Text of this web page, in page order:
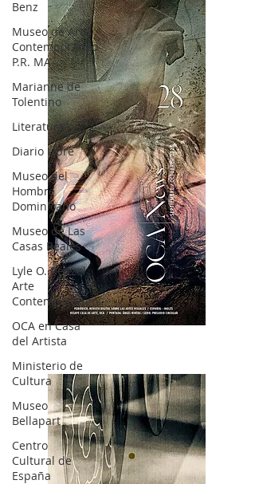
Benz
Museo de Arte
Contemporáneo
P.R. MA
Marianne de
Tolentino
Literatura
Diario Libre
Museo del
Hombre
Dominicano
Museo de Las
Casas Reales
Lyle O. Reitzel
Arte
Contemporáneo
OCA en Casa
del Artista
Ministerio de
Cultura
Museo
Bellapart
Centro
Cultural de
España
OCA|News 28 / Julio-Agosto-Septiembre, 2023